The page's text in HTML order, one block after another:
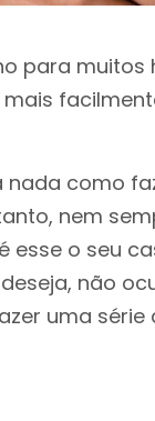
para muitos
como
nem
esse o seu
não
uma